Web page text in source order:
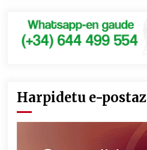
Harpidetu e-postaz